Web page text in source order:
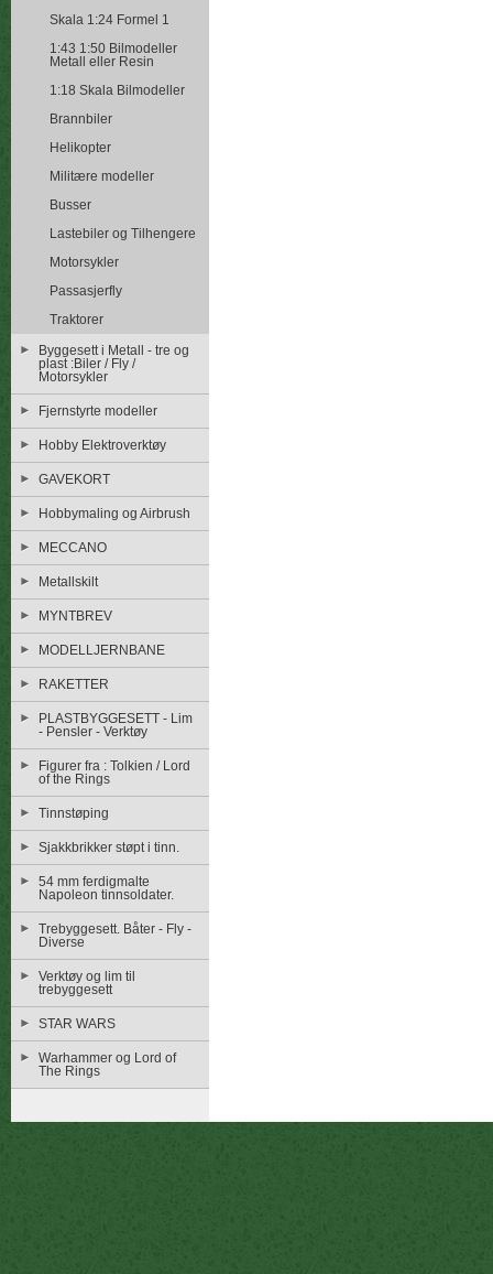
Skala 1:24 Formel 1
1:43 1:50 Bilmodeller
Metall eller Resin
1:18 Skala Bilmodeller
Brannbiler
Helikopter
Militære modeller
Busser
Lastebiler og Tilhengere
Motorsykler
Passasjerfly
Traktorer
Byggesett i Metall - tre og
plast :Biler / Fly /
Motorsykler
Fjernstyrte modeller
Hobby Elektroverktøy
GAVEKORT
Hobbymaling og Airbrush
MECCANO
Metallskilt
MYNTBREV
MODELLJERNBANE
RAKETTER
PLASTBYGGESETT - Lim
- Pensler - Verktøy
Figurer fra : Tolkien / Lord
of the Rings
Tinnstøping
Sjakkbrikker støpt i tinn.
54 mm ferdigmalte
Napoleon tinnsoldater.
Trebyggesett. Båter - Fly -
Diverse
Verktøy og lim til
trebyggesett
STAR WARS
Warhammer og Lord of
The Rings